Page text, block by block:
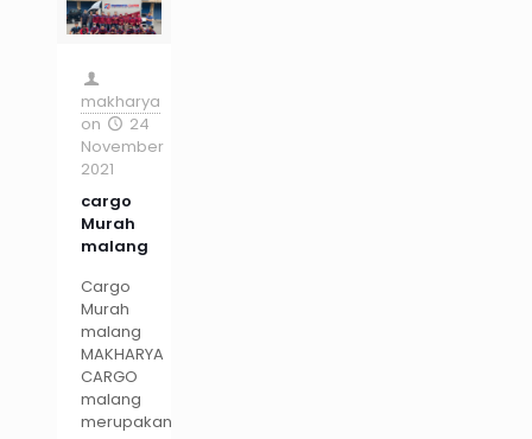
makharya
on
24
November
2021
cargo
Murah
malang
Cargo
Murah
malang
MAKHARYA
CARGO
malang
merupakan